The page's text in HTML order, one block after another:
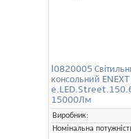
l0820005
консольний ENEXT
15000Лм
Виробник:
Номінальна